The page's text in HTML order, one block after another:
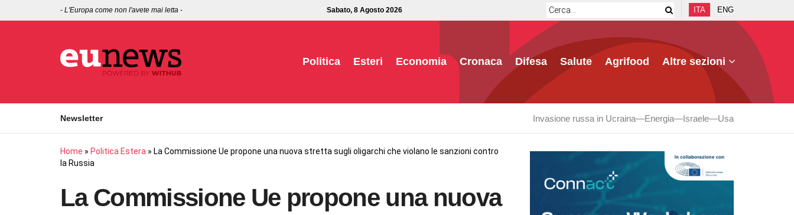
- L'Europa come non l'avete mai letta - Sabato, 8 Agosto 2026 ITA ENG
Politica Esteri Economia Cronaca Difesa Salute Agrifood Altre sezioni
Newsletter Invasione russa in Ucraina Energia Israele Usa
Home » Politica Estera » La Commissione Ue propone una nuova stretta sugli oligarchi che violano le sanzioni contro
la Russia
La Commissione Ue propone una nuova